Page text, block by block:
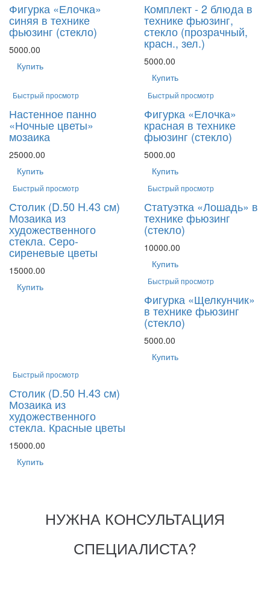
Фигурка «Елочка»
синяя в технике
фьюзинг (стекло)
5000.00
Купить
Комплект - 2 блюда в
технике фьюзинг,
стекло (прозрачный,
красн., зел.)
5000.00
Купить
Быстрый просмотр
Настенное панно
«Ночные цветы»
мозаика
25000.00
Купить
Быстрый просмотр
Фигурка «Елочка»
красная в технике
фьюзинг (стекло)
5000.00
Купить
Быстрый просмотр
Столик (D.50 H.43 см)
Мозаика из
художественного
стекла. Серо-
сиреневые цветы
15000.00
Купить
Быстрый просмотр
Статуэтка «Лошадь» в
технике фьюзинг
(стекло)
10000.00
Купить
Быстрый просмотр
Фигурка «Щелкунчик»
в технике фьюзинг
(стекло)
5000.00
Купить
Быстрый просмотр
Столик (D.50 H.43 см)
Мозаика из
художественного
стекла. Красные цветы
15000.00
Купить
НУЖНА КОНСУЛЬТАЦИЯ
СПЕЦИАЛИСТА?